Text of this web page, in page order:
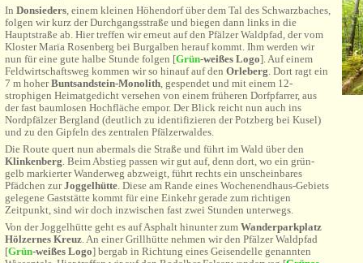
In Donsieders, einem kleinen Höhendorf über dem Tal des Schwarzbaches,
folgen wir kurz der Durchgangsstraße und biegen dann links in die
Hauptstraße ab. Hier treffen wir erneut auf den Pfälzer Waldpfad, der vom
Kloster Maria Rosenberg bei Burgalben herauf kommt. Ihm werden wir
nun für eine gute halbe Stunde folgen [Grün-weißes Logo]. Auf einem
Feldwirtschaftsweg kommen wir so hinauf auf den Orleberg. Dort ragt ein
7 m hoherBuntsandstein-Monolith, gespendet und mit einem 12-
strophigen Heimatgedicht versehen von einem früheren Dorfpfarrer, aus
der fast baumlosen Hochfläche empor. Der Blick reicht nun auch ins
Nordpfälzer Bergland (deutlich zu identifizieren der Potzberg bei Kusel)
und zu den Gipfeln des zentralen Pfälzerwaldes.
Die Route quert nun abermals die Straße und führt im Wald über den
Klinkenberg. Beim Abstieg passen wir gut auf, denn dort, wo ein grün-
gelb markierter Wanderweg abzweigt, führt rechts ein unscheinbares
Pfädchen zurJoggelhütte. Diese am Rande eines Wochenendhaus-Gebiets
gelegene Gaststätte kommt für eine Einkehr gerade zum richtigen
Zeitpunkt, sind wir doch inzwischen fast zwei Stunden unterwegs.
Von der Joggelhütte geht es auf Asphalt hinunter zum Wanderparkplatz
Hölzernes Kreuz. An einer Grillhütte nehmen wir den Pfälzer Waldpfad
[Grün-weißes Logo] bergab in Richtung eines Geisendelle genannten